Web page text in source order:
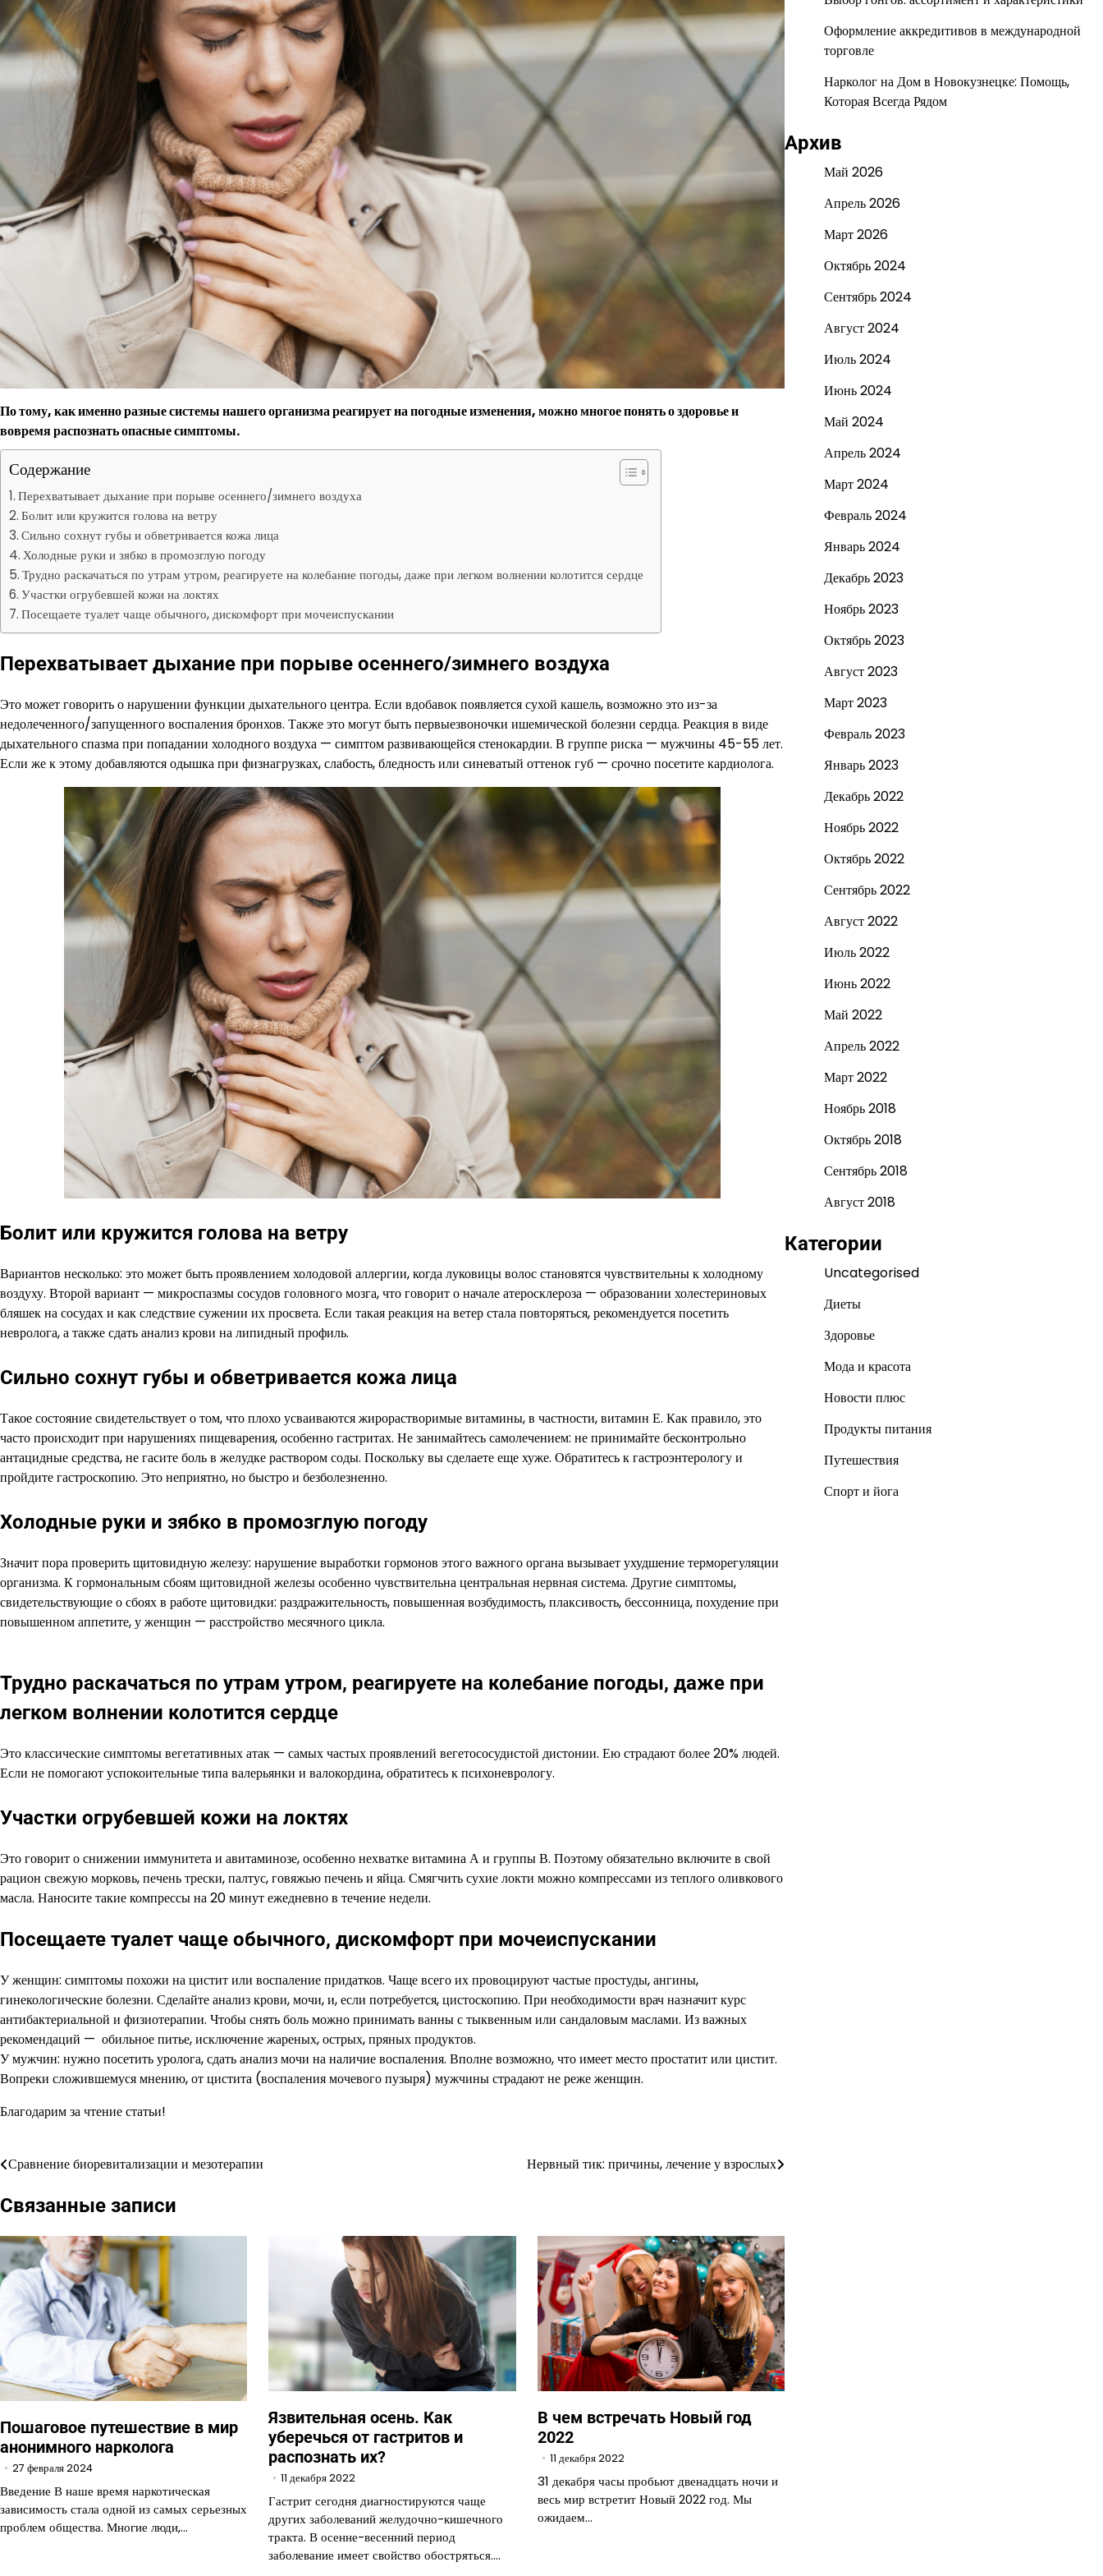
По тому, как именно разные системы нашего организма реагирует на погодные изменения, можно многое понять о здоровье и
вовремя распознать опасные симптомы.
Содержание
Перехватывает дыхание при порыве осеннего/зимнего воздуха
Болит или кружится голова на ветру
Сильно сохнут губы и обветривается кожа лица
Холодные руки и зябко в промозглую погоду
Трудно раскачаться по утрам утром, реагируете на колебание погоды, даже при легком волнении колотится сердце
Участки огрубевшей кожи на локтях
Посещаете туалет чаще обычного, дискомфорт при мочеиспускании
Перехватывает дыхание при порыве осеннего/зимнего воздуха
Это может говорить о нарушении функции дыхательного центра. Если вдобавок появляется сухой кашель, возможно это из-за
недолеченного/запущенного воспаления бронхов. Также это могут быть первыезвоночки ишемической болезни сердца. Реакция в виде
дыхательного спазма при попадании холодного воздуха — симптом развивающейся стенокардии. В группе риска — мужчины 45-55 лет.
Если же к этому добавляются одышка при физнагрузках, слабость, бледность или синеватый оттенок губ — срочно посетите кардиолога.
Болит или кружится голова на ветру
Вариантов несколько: это может быть проявлением холодовой аллергии, когда луковицы волос становятся чувствительны к холодному
воздуху. Второй вариант — микроспазмы сосудов головного мозга, что говорит о начале атеросклероза — образовании холестериновых
бляшек на сосудах и как следствие сужении их просвета. Если такая реакция на ветер стала повторяться, рекомендуется посетить
невролога, а также сдать анализ крови на липидный профиль.
Сильно сохнут губы и обветривается кожа лица
Такое состояние свидетельствует о том, что плохо усваиваются жирорастворимые витамины, в частности, витамин Е. Как правило, это
часто происходит при нарушениях пищеварения, особенно гастритах. Не занимайтесь самолечением: не принимайте бесконтрольно
антацидные средства, не гасите боль в желудке раствором соды. Поскольку вы сделаете еще хуже. Обратитесь к гастроэнтерологу и
пройдите гастроскопию. Это неприятно, но быстро и безболезненно.
Холодные руки и зябко в промозглую погоду
Значит пора проверить щитовидную железу: нарушение выработки гормонов этого важного органа вызывает ухудшение терморегуляции
организма. К гормональным сбоям щитовидной железы особенно чувствительна центральная нервная система. Другие симптомы,
свидетельствующие о сбоях в работе щитовидки: раздражительность, повышенная возбудимость, плаксивость, бессонница, похудение при
повышенном аппетите, у женщин — расстройство месячного цикла.
Трудно раскачаться по утрам утром, реагируете на колебание погоды, даже при
легком волнении колотится сердце
Это классические симптомы вегетативных атак — самых частых проявлений вегетососудистой дистонии. Ею страдают более 20% людей.
Если не помогают успокоительные типа валерьянки и валокордина, обратитесь к психоневрологу.
Участки огрубевшей кожи на локтях
Это говорит о снижении иммунитета и авитаминозе, особенно нехватке витамина А и группы В. Поэтому обязательно включите в свой
рацион свежую морковь, печень трески, палтус, говяжью печень и яйца. Смягчить сухие локти можно компрессами из теплого оливкового
масла. Наносите такие компрессы на 20 минут ежедневно в течение недели.
Посещаете туалет чаще обычного, дискомфорт при мочеиспускании
У женщин: симптомы похожи на цистит или воспаление придатков. Чаще всего их провоцируют частые простуды, ангины,
гинекологические болезни. Сделайте анализ крови, мочи, и, если потребуется, цистоскопию. При необходимости врач назначит курс
антибактериальной и физиотерапии. Чтобы снять боль можно принимать ванны с тыквенным или сандаловым маслами. Из важных
рекомендаций — обильное питье, исключение жареных, острых, пряных продуктов.
У мужчин: нужно посетить уролога, сдать анализ мочи на наличие воспаления. Вполне возможно, что имеет место простатит или цистит.
Вопреки сложившемуся мнению, от цистита (воспаления мочевого пузыря) мужчины страдают не реже женщин.
Благодарим за чтение статьи!
Навигация
по
Сравнение биоревитализации и мезотерапии Нервный тик: причины, лечение у взрослых
Связанные записи
Пошаговое путешествие в мир
анонимного нарколога
27 февраля 2024
Введение В наше время наркотическая
зависимость стала одной из самых серьезных
проблем общества. Многие люди,…
Язвительная осень. Как
уберечься от гастритов и
распознать их?
11 декабря 2022
Гастрит сегодня диагностируются чаще
других заболеваний желудочно-кишечного
тракта. В осенне-весенний период
заболевание имеет свойство обостряться.…
В чем встречать Новый год
2022
11 декабря 2022
31 декабря часы пробьют двенадцать ночи и
весь мир встретит Новый 2022 год. Мы
ожидаем…
Оформление аккредитивов в международной
торговле
Нарколог на Дом в Новокузнецке: Помощь,
Которая Всегда Рядом
Архив
Май 2026
Апрель 2026
Март 2026
Октябрь 2024
Сентябрь 2024
Август 2024
Июль 2024
Июнь 2024
Май 2024
Апрель 2024
Март 2024
Февраль 2024
Январь 2024
Декабрь 2023
Ноябрь 2023
Октябрь 2023
Август 2023
Март 2023
Февраль 2023
Январь 2023
Декабрь 2022
Ноябрь 2022
Октябрь 2022
Сентябрь 2022
Август 2022
Июль 2022
Июнь 2022
Май 2022
Апрель 2022
Март 2022
Ноябрь 2018
Октябрь 2018
Сентябрь 2018
Август 2018
Категории
Uncategorised
Диеты
Здоровье
Мода и красота
Новости плюс
Продукты питания
Путешествия
Спорт и йога